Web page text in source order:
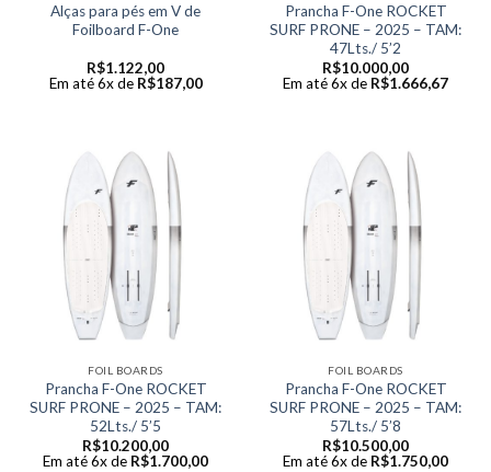
Alças para pés em V de
Foilboard F-One
R$1.122,00
Em até 6x de R$187,00
Prancha F-One ROCKET
SURF PRONE – 2025 – TAM:
47Lts./ 5’2
R$10.000,00
Em até 6x de R$1.666,67
FOIL BOARDS
Prancha F-One ROCKET
SURF PRONE – 2025 – TAM:
52Lts./ 5’5
R$10.200,00
Em até 6x de R$1.700,00
FOIL BOARDS
Prancha F-One ROCKET
SURF PRONE – 2025 – TAM:
57Lts./ 5’8
R$10.500,00
Em até 6x de R$1.750,00